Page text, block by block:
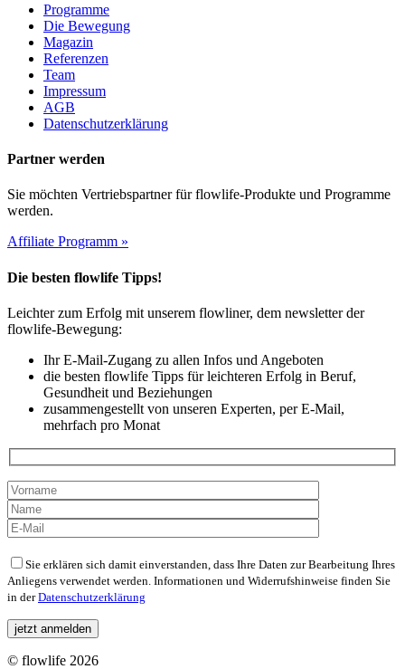
Programme
Die Bewegung
Magazin
Referenzen
Team
Impressum
AGB
Datenschutzerklärung
Partner werden
Sie möchten Vertriebspartner für flowlife-Produkte und Programme
werden.
Affiliate Programm »
Die besten flowlife Tipps!
Leichter zum Erfolg mit unserem flowliner, dem newsletter der
flowlife-Bewegung:
Ihr E-Mail-Zugang zu allen Infos und Angeboten
die besten flowlife Tipps für leichteren Erfolg in Beruf,
Gesundheit und Beziehungen
zusammengestellt von unseren Experten, per E-Mail,
mehrfach pro Monat
Bitte
lasse
dieses
leer.
Sie erklären sich damit einverstanden, dass Ihre Daten zur Bearbeitung Ihres
Anliegens verwendet werden. Informationen und Widerrufshinweise finden Sie
in derDatenschutzerklärung
© flowlife 2026